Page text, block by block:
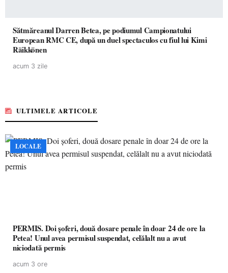
Sătmăreanul Darren Betea, pe podiumul Campionatului
European RMC CE, după un duel spectaculos cu fiul lui Kimi
Räikkönen
acum 3 zile
ULTIMELE ARTICOLE
LOCALE
PERMIS. Doi șoferi, două dosare penale în doar 24 de ore la
Petea! Unul avea permisul suspendat, celălalt nu a avut
niciodată permis
acum 3 ore